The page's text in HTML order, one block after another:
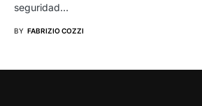
seguridad…
BY FABRIZIO COZZI